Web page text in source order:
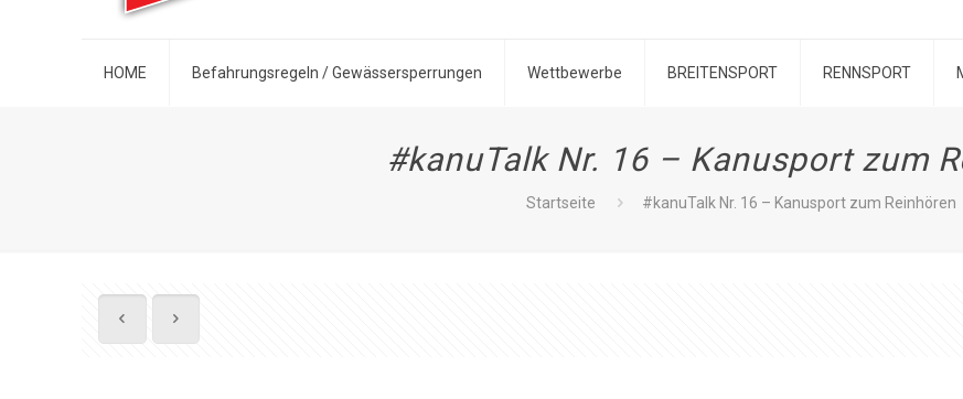
HOME Befahrungsregeln / Gewässersperrungen Wettbewerbe BREITENSPORT RENNSPORT
#kanuTalk Nr. 16 – Kanusport zum
Startseite #kanuTalk Nr. 16 – Kanusport zum Reinhören